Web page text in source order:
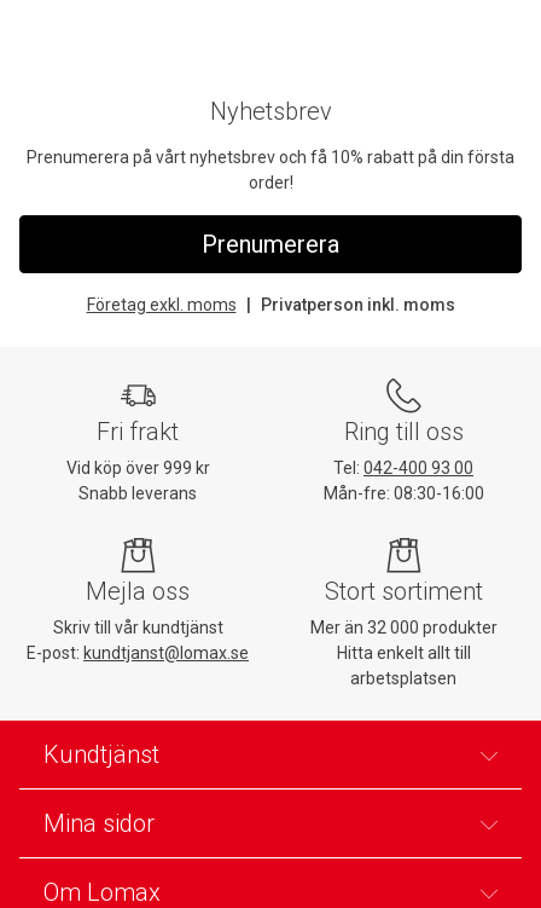
Nyhetsbrev
Prenumerera på vårt nyhetsbrev och få 10% rabatt på din första
order!
Prenumerera
Företag exkl. moms Privatperson inkl. moms
Fri frakt
Vid köp över 999 kr
Snabb leverans
Ring till oss
Tel: 042-400 93 00
Mån-fre: 08:30-16:00
Mejla oss
Skriv till vår kundtjänst
E-post: kundtjanst@lomax.se
Stort sortiment
Mer än 32 000 produkter
Hitta enkelt allt till
arbetsplatsen
Kundtjänst
Mina sidor
Om Lomax